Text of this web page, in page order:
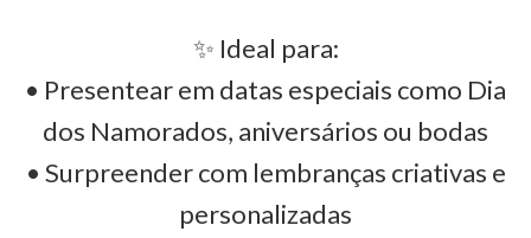
✨ Ideal para:
• Presentear em datas especiais como Dia
dos Namorados, aniversários ou bodas
• Surpreender com lembranças criativas e
personalizadas